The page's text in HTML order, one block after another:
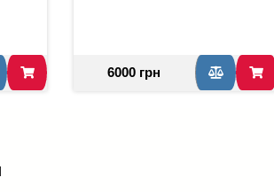
6000 грн